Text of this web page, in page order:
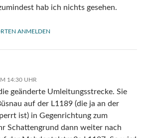
hab ich nichts gesehen.
ANMELDEN
14:30 UHR
geänderte Umleitungsstrecke. Sie
auf der L1189 (die ja an der
ist) in Gegenrichtung zum
Schattengrund dann weiter nach